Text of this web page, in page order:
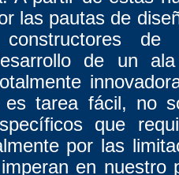
las pautas de
de
de un
es tarea fácil, no
que
por las
en nuestro